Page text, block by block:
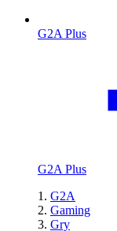
G2A Plus
G2A Plus
G2A
Gaming
Gry